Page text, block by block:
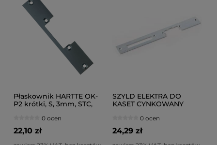
Płaskownik HARTTE OK-
P2 krótki, S, 3mm, STC,
0 ocen
22,10 zł
SZYLD ELEKTRA DO
KASET CYNKOWANY
0 ocen
24,29 zł